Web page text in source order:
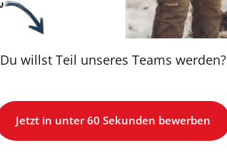
Du willst Teil unseres Teams werden?
Jetzt in unter 60 Sekunden bewerben